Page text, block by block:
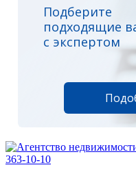
Подберите
подходящие
с экспертом
363-10-10